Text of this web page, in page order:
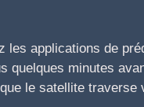
les applications de
quelques minutes
le satellite traverse